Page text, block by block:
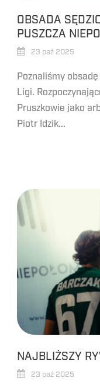
OBSADA
PUSZCZA
23 paź 2025
Poznaliśmy
Ligi.
Pruszkowie jako
Piotr Idzik...
NAJBLIŻSZY
23 paź 2025